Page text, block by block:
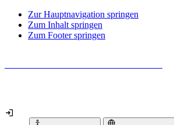
Zur Hauptnavigation springen
Zum Inhalt springen
Zum Footer springen